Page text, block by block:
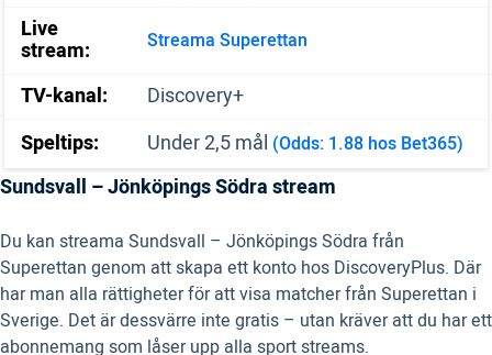
Live
stream: Streama Superettan
TV-kanal:
Discovery+
Speltips:
Under 2,5 mål (Odds: 1.88 hos Bet365)
Sundsvall – Jönköpings Södra stream
Du kan streama Sundsvall – Jönköpings Södra från
Superettan genom att skapa ett konto hos DiscoveryPlus. Där
har man alla rättigheter för att visa matcher från Superettan i
Sverige. Det är dessvärre inte gratis – utan kräver att du har ett
abonnemang som låser upp alla sport streams.